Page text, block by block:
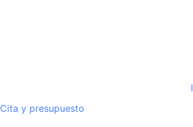
Cita y presupuesto